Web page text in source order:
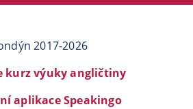
2017-2026
kurz výuky angličtiny
aplikace Speakingo